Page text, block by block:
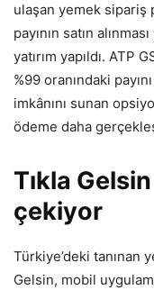
ulaşan yemek sipariş
payının satın
yatırım yapıldı. ATP
%99 oranındaki
imkânını sunan
ödeme daha
Tıkla
çekiyor
Türkiye’deki tanınan
Gelsin, mobil